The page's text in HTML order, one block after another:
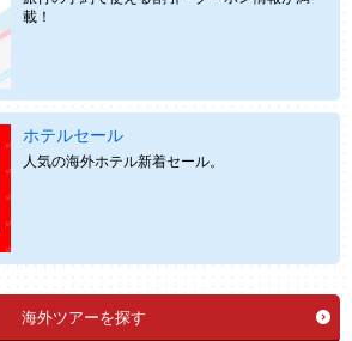
載！
ホテルセール
人気の海外ホテル新着セール。
海外ツアーを探す